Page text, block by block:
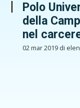
Polo
della
nel
02 mar 2019 di